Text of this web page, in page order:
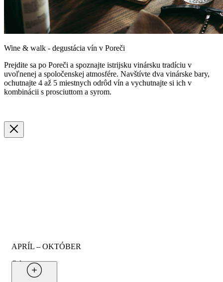
Wine & walk - degustácia vín v Poreči
Prejdite sa po Poreči a spoznajte istrijsku vinársku tradíciu v
uvoľnenej a spoločenskej atmosfére. Navštívte dva vinárske bary,
ochutnajte 4 až 5 miestnych odrôd vín a vychutnajte si ich v
kombinácii s prosciuttom a syrom.
APRÍL – OKTÓBER
Od
190 € na osobu